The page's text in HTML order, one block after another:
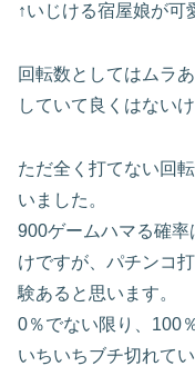
↑いじける宿屋娘が可
回転数としてはムラ
していて良くはない
ただ全く打てない回
いました。
900ゲームハマる確
けですが、パチンコ
験あると思います。
0％でない限り、100
いちいちブチ切れて